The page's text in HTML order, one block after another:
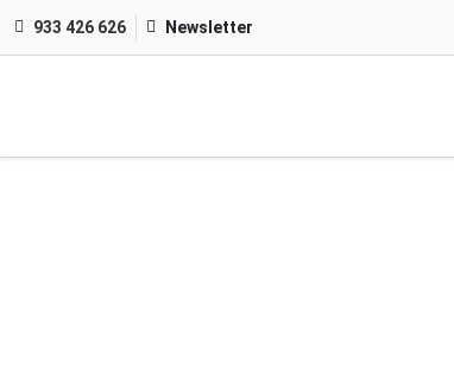
933 426 626 Newsletter